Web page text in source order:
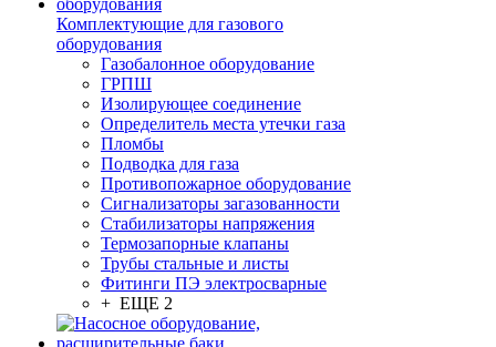
Комплектующие для газового
оборудования
Газобалонное оборудование
ГРПШ
Изолирующее соединение
Определитель места утечки газа
Пломбы
Подводка для газа
Противопожарное оборудование
Сигнализаторы загазованности
Стабилизаторы напряжения
Термозапорные клапаны
Трубы стальные и листы
Фитинги ПЭ электросварные
+ ЕЩЕ 2